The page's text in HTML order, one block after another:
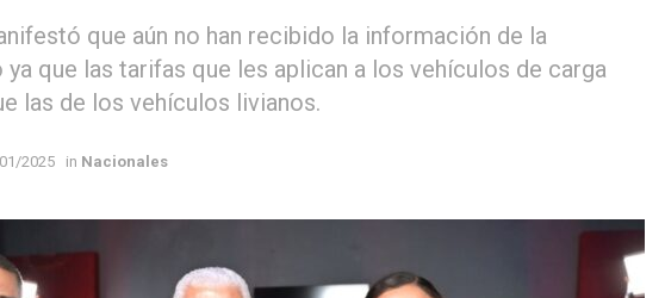
que aún no han recibido la información de la
que las tarifas que les aplican a los vehículos de carga
las de los vehículos livianos.
2025 in Nacionales